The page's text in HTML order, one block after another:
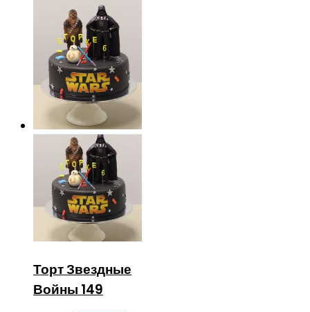
Торт Звездные
Войны 149